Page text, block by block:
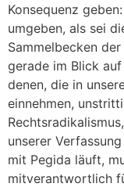
Konsequenz
umgeben, als sei
Sammelbecken
gerade im Blick
denen, die in
einnehmen,
unserer
mit Pegida läuft,
mitverantwortlich